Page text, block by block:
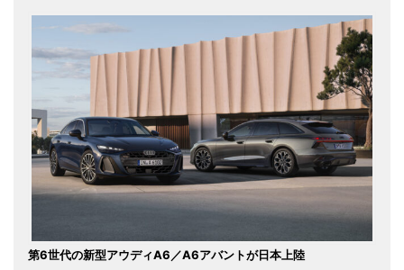
第6世代の新型アウディA6／A6アバントが日本上陸